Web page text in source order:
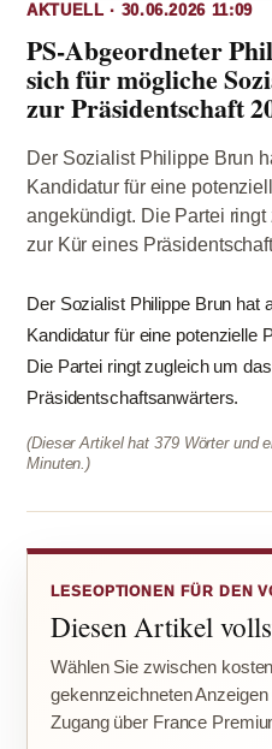
AKTUELL · 30.06.2026 11:09
PS-Abgeordneter
sich für mögliche
zur Präsidentschaft
Der Sozialist Philippe Brun
Kandidatur für eine
angekündigt. Die Partei
zur Kür eines
Der Sozialist Philippe Brun hat
Kandidatur für eine potenzielle
Die Partei ringt zugleich um
Präsidentschaftsanwärters.
(Dieser Artikel hat 379 Wörter und
Minuten.)
LESEOPTIONEN FÜR DEN
Diesen Artikel
Wählen Sie zwischen
gekennzeichneten
Zugang über France